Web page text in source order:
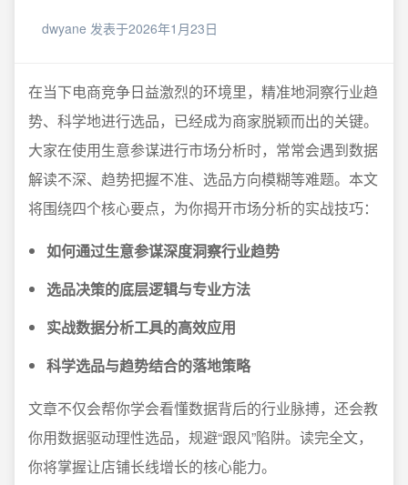
dwyane 发表于2026年1月23日
在当下电商竞争日益激烈的环境里，精准地洞察行业趋
势、科学地进行选品，已经成为商家脱颖而出的关键。
大家在使用生意参谋进行市场分析时，常常会遇到数据
解读不深、趋势把握不准、选品方向模糊等难题。本文
将围绕四个核心要点，为你揭开市场分析的实战技巧：
如何通过生意参谋深度洞察行业趋势
选品决策的底层逻辑与专业方法
实战数据分析工具的高效应用
科学选品与趋势结合的落地策略
文章不仅会帮你学会看懂数据背后的行业脉搏，还会教
你用数据驱动理性选品，规避“跟风”陷阱。读完全文，
你将掌握让店铺长线增长的核心能力。